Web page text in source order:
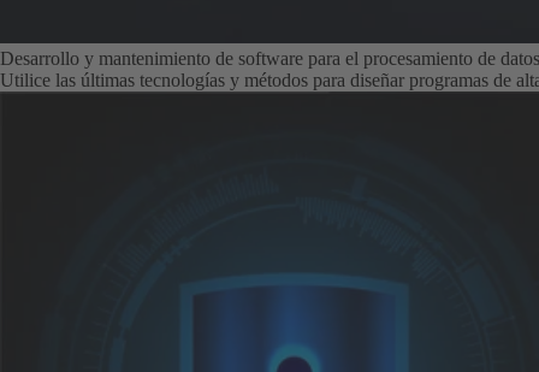
Desarrollo y mantenimiento de software para el procesamiento de
Utilice las últimas tecnologías y métodos para diseñar programas de